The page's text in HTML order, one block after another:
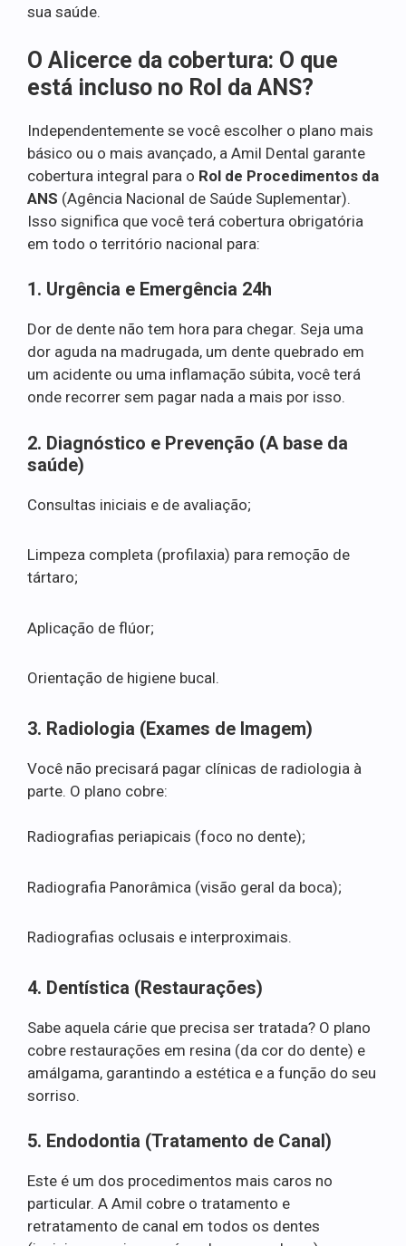
sua saúde.
O Alicerce da cobertura: O que
está incluso no Rol da ANS?
Independentemente se você escolher o plano mais
básico ou o mais avançado, a Amil Dental garante
cobertura integral para o Rol de Procedimentos da
ANS (Agência Nacional de Saúde Suplementar).
Isso significa que você terá cobertura obrigatória
em todo o território nacional para:
1. Urgência e Emergência 24h
Dor de dente não tem hora para chegar. Seja uma
dor aguda na madrugada, um dente quebrado em
um acidente ou uma inflamação súbita, você terá
onde recorrer sem pagar nada a mais por isso.
2. Diagnóstico e Prevenção (A base da
saúde)
Consultas iniciais e de avaliação;
Limpeza completa (profilaxia) para remoção de
tártaro;
Aplicação de flúor;
Orientação de higiene bucal.
3. Radiologia (Exames de Imagem)
Você não precisará pagar clínicas de radiologia à
parte. O plano cobre:
Radiografias periapicais (foco no dente);
Radiografia Panorâmica (visão geral da boca);
Radiografias oclusais e interproximais.
4. Dentística (Restaurações)
Sabe aquela cárie que precisa ser tratada? O plano
cobre restaurações em resina (da cor do dente) e
amálgama, garantindo a estética e a função do seu
sorriso.
5. Endodontia (Tratamento de Canal)
Este é um dos procedimentos mais caros no
particular. A Amil cobre o tratamento e
retratamento de canal em todos os dentes